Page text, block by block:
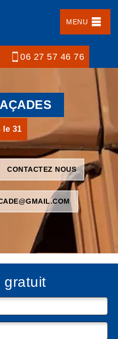
MENU
06 27 57 46 76
le 31
CONTACTEZ NOUS
gratuit